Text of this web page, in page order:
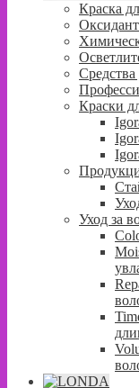
Краска
Средства
Краски
Уход за